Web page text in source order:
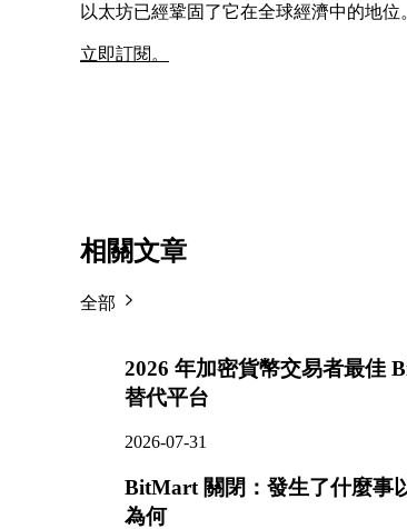
以太坊已經鞏固了它在全球經濟中的地
立即訂閱。
相關文章
全部
2026 年加密貨幣交易者最佳
替代平台
2026-07-31
BitMart 關閉：發生了什麼事
為何